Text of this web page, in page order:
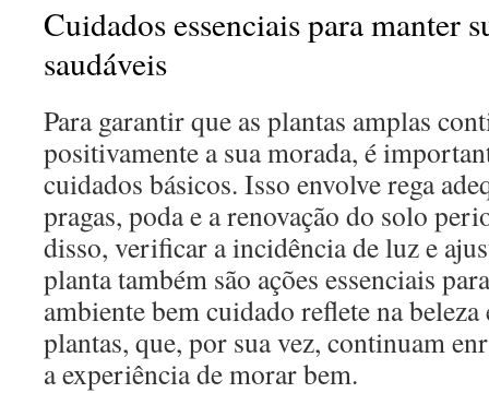
Cuidados essenciais para manter
saudáveis
Para garantir que as plantas amplas
positivamente a sua morada, é
cuidados básicos. Isso envolve rega
pragas, poda e a renovação do solo
disso, verificar a incidência de luz e
planta também são ações essenciais
ambiente bem cuidado reflete na
plantas, que, por sua vez, continuam
a experiência de morar bem.